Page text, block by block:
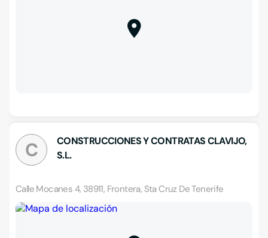
C
CONSTRUCCIONES Y CONTRATAS CLAVIJO,
S.L.
Calle Mocanes 4, 38911, Frontera, Sta Cruz De Tenerife